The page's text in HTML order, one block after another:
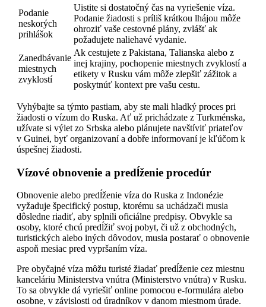
Podanie
neskorých
prihlášok
Uistite si dostatočný čas na vyriešenie víza.
Podanie žiadosti s príliš krátkou lhájou môže
ohroziť vaše cestovné plány, zvlášť ak
požadujete naliehavé vydanie.
Zanedbávanie
miestnych
zvyklostí
Ak cestujete z Pakistana, Talianska alebo z
inej krajiny, pochopenie miestnych zvyklostí a
etikety v Rusku vám môže zlepšiť zážitok a
poskytnúť kontext pre vašu cestu.
Vyhýbajte sa týmto pastiam, aby ste mali hladký proces pri
žiadosti o vízum do Ruska. Ať už prichádzate z Turkménska,
užívate si výlet zo Srbska alebo plánujete navštíviť priateľov
v Guinei, byť organizovaní a dobře informovaní je kľúčom k
úspešnej žiadosti.
Vízové obnovenie a predĺženie procedúr
Obnovenie alebo predĺženie víza do Ruska z Indonézie
vyžaduje špecifický postup, ktorému sa uchádzači musia
dôsledne riadiť, aby splnili oficiálne predpisy. Obvykle sa
osoby, ktoré chcú predĺžiť svoj pobyt, či už z obchodných,
turistických alebo iných dôvodov, musia postarať o obnovenie
aspoň mesiac pred vypršaním víza.
Pre obyčajné víza môžu turisté žiadať predĺženie cez miestnu
kanceláriu Ministerstva vnútra (Ministerstvo vnútra) v Rusku.
To sa obvykle dá vyriešiť online pomocou e-formulára alebo
osobne, v závislosti od úradníkov v danom miestnom úrade.